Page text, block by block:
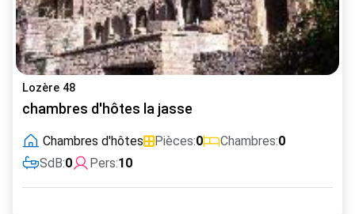
Lozère 48
chambres d'hôtes la jasse
Chambres d'hôtes Pièces:0 Chambres:0
SdB:0 Pers:10